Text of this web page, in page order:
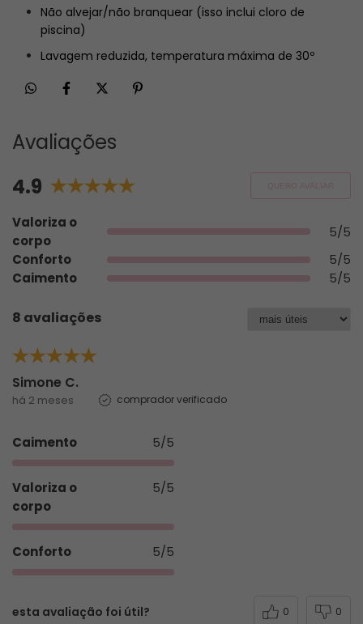
Não alvejar/não branquear (isso inclui cloro de
piscina)
Lavagem reduzida, temperatura máxima de 30º
Avaliações
4.9
Valoriza o
corpo
5/5
Conforto
5/5
Caimento
5/5
QUERO AVALIAR
8 avaliações
Simone C.
há 2 meses comprador verificado
Caimento 5/5
Valoriza o
corpo
5/5
Conforto 5/5
esta avaliação foi útil? 0 0